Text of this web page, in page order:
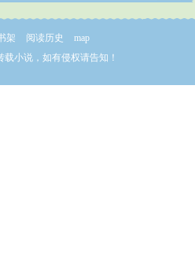
架 阅读历史
map
小说，如有侵权请告知！